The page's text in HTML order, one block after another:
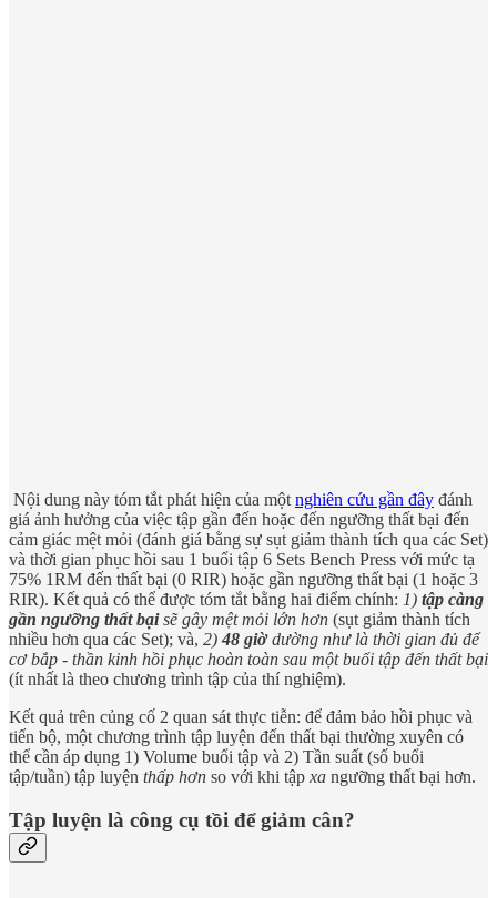
Nội dung này tóm tắt phát hiện của một nghiên cứu gần đây đánh
giá ảnh hưởng của việc tập gần đến hoặc đến ngưỡng thất bại đến
cảm giác mệt mỏi (đánh giá bằng sự sụt giảm thành tích qua các Set)
và thời gian phục hồi sau 1 buổi tập 6 Sets Bench Press với mức tạ
75% 1RM đến thất bại (0 RIR) hoặc gần ngưỡng thất bại (1 hoặc 3
RIR). Kết quả có thể được tóm tắt bằng hai điểm chính: 1) tập càng
gần ngưỡng thất bạisẽ gây mệt mỏi lớn hơn (sụt giảm thành tích
nhiều hơn qua các Set); và, 2) 48 giờdường như là thời gian đủ để
cơ bắp - thần kinh hồi phục hoàn toàn sau một buổi tập đến thất bại
(ít nhất là theo chương trình tập của thí nghiệm).
Kết quả trên củng cố 2 quan sát thực tiễn: để đảm bảo hồi phục và
tiến bộ, một chương trình tập luyện đến thất bại thường xuyên có
thể cần áp dụng 1) Volume buổi tập và 2) Tần suất (số buổi
tập/tuần) tập luyện thấp hơn so với khi tập xa ngưỡng thất bại hơn.
Tập luyện là công cụ tồi để giảm cân?